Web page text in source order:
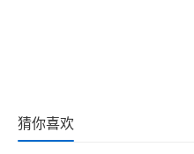
猜你喜欢